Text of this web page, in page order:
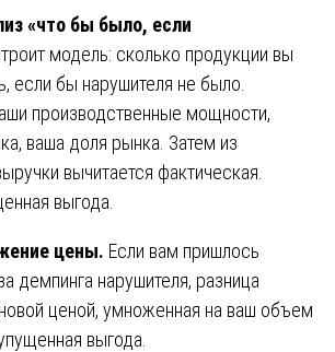
«что бы было, если
модель: сколько продукции вы
если бы нарушителя не было.
производственные мощности,
ваша доля рынка. Затем из
вычитается фактическая.
выгода.
цены. Если вам пришлось
демпинга нарушителя, разница
ценой, умноженная на ваш объем
выгода.